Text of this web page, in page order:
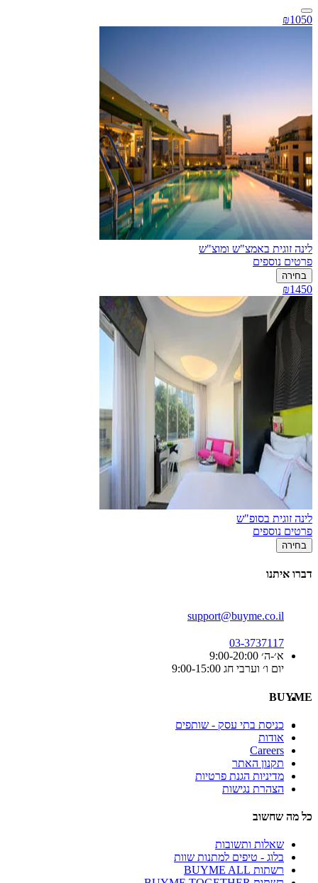
₪1050
לינה זוגית באמצ"ש ומוצ"ש
פרטים נוספים
בחירה
₪1450
לינה זוגית בסופ"ש
פרטים נוספים
בחירה
דברו איתנו
support@buyme.co.il
03-3737117
א׳-ה׳ 9:00-20:00
יום ו׳ וערבי חג 9:00-15:00
BUYME
כניסת בתי עסק - שותפים
אודות
Careers
תקנון האתר
מדיניות הגנת פרטיות
הצהרת נגישות
כל מה שחשוב
שאלות ותשובות
בלוג - טיפים למתנות שוות
רשתות BUYME ALL